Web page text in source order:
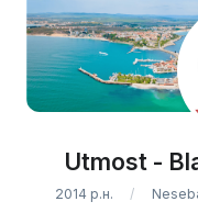
Utmost -
2014 р.н.